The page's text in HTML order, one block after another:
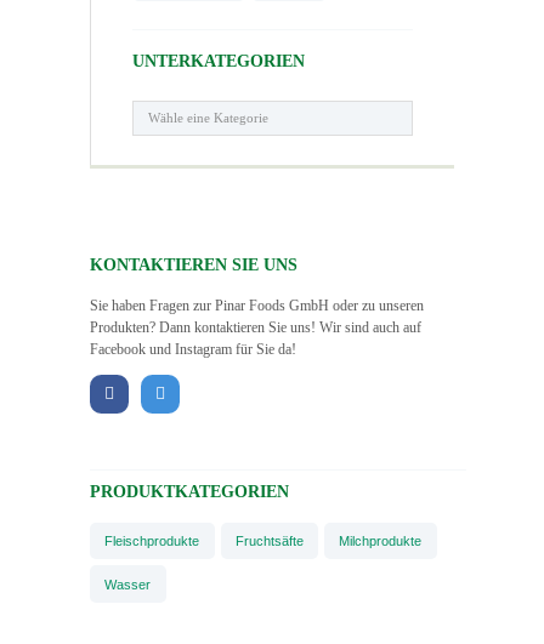
UNTERKATEGORIEN
KONTAKTIEREN SIE UNS
Sie haben Fragen zur Pinar Foods GmbH oder zu unseren
Produkten? Dann kontaktieren Sie uns! Wir sind auch auf
Facebook und Instagram für Sie da!
PRODUKTKATEGORIEN
Fleischprodukte Fruchtsäfte Milchprodukte
Wasser